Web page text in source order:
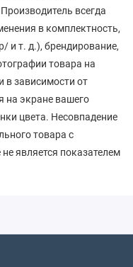
всегда
в комплектность,
и т. д.), брендирование,
товара на
в зависимости от
на экране вашего
цвета. Несовпадение
товара с
является показателем